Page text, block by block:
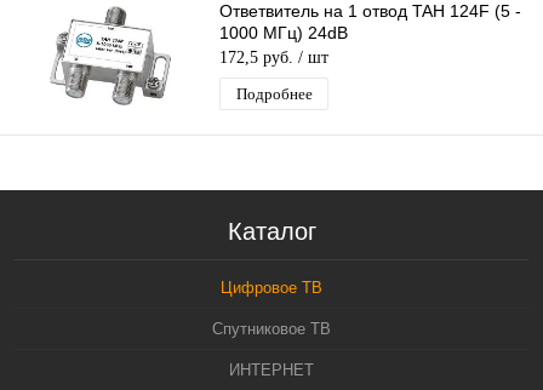
Ответвитель на 1 отвод TAH 124F (5 -
1000 МГц) 24dB
172,5 руб. / шт
Подробнее
Каталог
Цифровое ТВ
Спутниковое ТВ
ИНТЕРНЕТ